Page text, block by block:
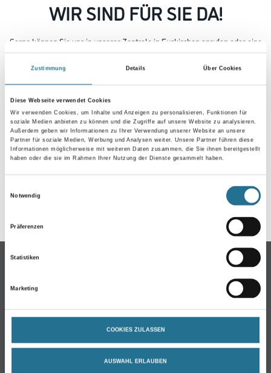
Zustimmung Details Über Cookies
Diese Webseite verwendet Cookies
Wir verwenden Cookies, um Inhalte und Anzeigen zu personalisieren, Funktionen für
soziale Medien anbieten zu können und die Zugriffe auf unsere Website zu analysieren.
Außerdem geben wir Informationen zu Ihrer Verwendung unserer Website an unsere
Partner für soziale Medien, Werbung und Analysen weiter. Unsere Partner führen diese
Informationen möglicherweise mit weiteren Daten zusammen, die Sie ihnen bereitgestellt
haben oder die sie im Rahmen Ihrer Nutzung der Dienste gesammelt haben.
Notwendig
Präferenzen
Statistiken
Marketing
COOKIES ZULASSEN
AUSWAHL ERLAUBEN
WIR SIND FÜR SIE DA!
Gerne können Sie uns in unserer Zentrale in Euskirchen anrufen oder eine
E-Mail schreiben.
Telefon:02251 94270
E-Mail: info@hamacher-wexel.de
Sie können uns aber auch in einer unsererNiederlassungenbesuchen
oder direkt mit der Niederlassung in Ihrer Nähe Kontakt aufnehmen.
Wir freuen uns über Ihre Nachricht und werden uns kurzfristig mit Ihnen
Online-Shop
Farbe
Trockenbau
Bodenbeläge